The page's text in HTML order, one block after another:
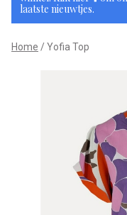
Klean
&
laatste nieuwtjes.
Home Yofia Top